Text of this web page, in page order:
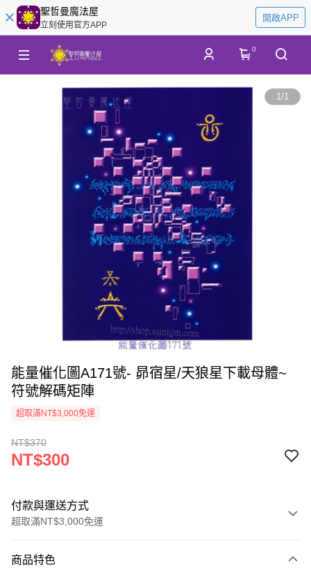
聖哲曼魔法屋
立刻使用官方APP
開啟APP
0
1/1
能量催化圖A171號- 昴宿星/天狼星下載母體~
符號解碼矩陣
超取滿NT$3,000免運
NT$370
NT$300
付款與運送方式
超取滿NT$3,000免運
信用卡一次付款
商品特色